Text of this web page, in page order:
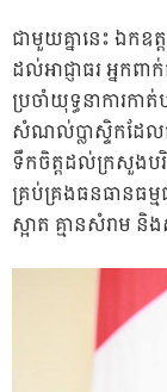
ជាមួយគ្នានេះ ឯក
ដល់អាជ្ញាធរ អ្នកព
ប្រចាំយុទ្ធនាការកា
សំណល់ប្លាស្ទិកដែលជ
ទឹកចិត្តដល់ក្រសួងបរិ
គ្រប់គ្រងធនធានធម្ម
ស្អាត គ្មានសំរាម និ